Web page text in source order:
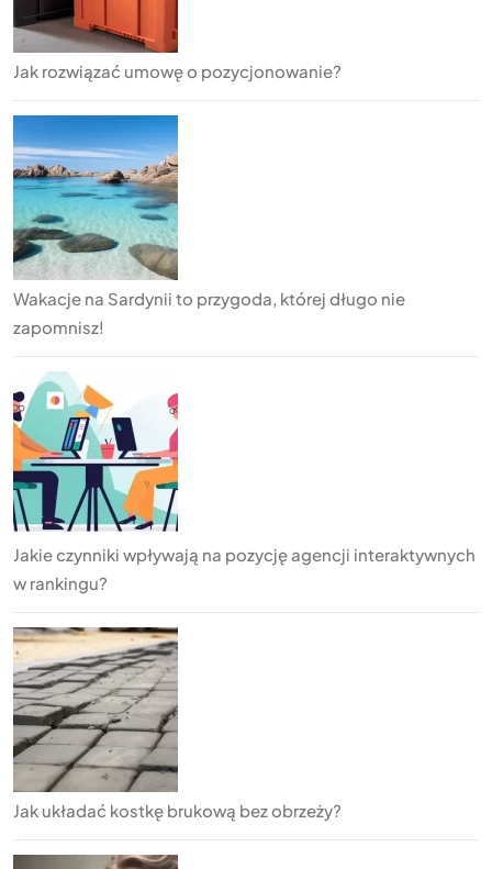
Jak rozwiązać umowę o pozycjonowanie?
Wakacje na Sardynii to przygoda, której długo nie
zapomnisz!
Jakie czynniki wpływają na pozycję agencji interaktywnych
w rankingu?
Jak układać kostkę brukową bez obrzeży?